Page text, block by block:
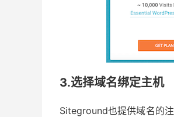
3.选择域名绑定主机
Siteground也提供域名的